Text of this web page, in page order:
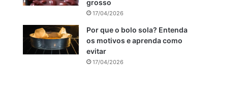
grosso
17/04/2026
Por que o bolo sola? Entenda
os motivos e aprenda como
evitar
17/04/2026